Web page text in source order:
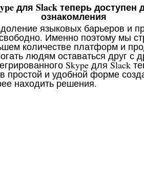
для Slack теперь доступен
ознакомления
языковых барьеров и
Именно поэтому мы
количестве платформ и
людям оставаться друг с
Skype для Slack
простой и удобной форме
находить решения.